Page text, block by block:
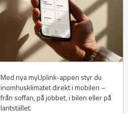
Med nya myUplink-appen styr du
inomhusklimatet direkt i mobilen –
från soffan, på jobbet, i bilen eller på
lantstället.